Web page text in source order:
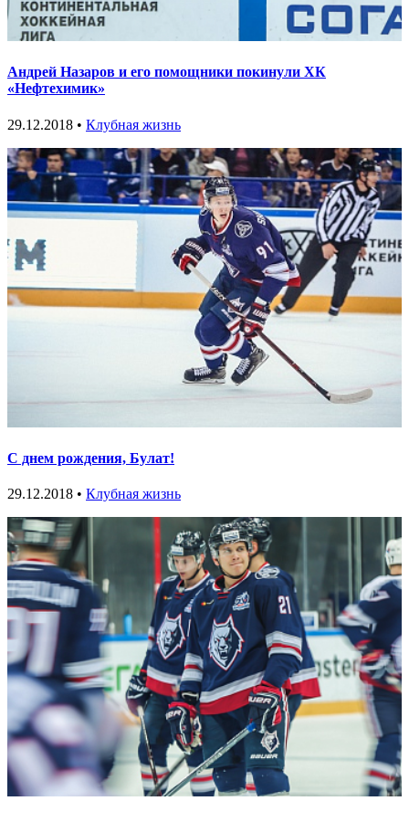
Андрей Назаров и его помощники покинули ХК
«Нефтехимик»
29.12.2018 • Клубная жизнь
С днем рождения, Булат!
29.12.2018 • Клубная жизнь